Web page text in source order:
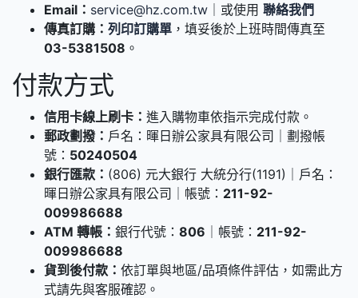
Email： service@hz.com.tw ｜或使用 聯絡我們
傳真訂購： 列印訂購單 ，填妥後於上班時間傳真至
03-5381508 。
付款方式
信用卡線上刷卡： 進入購物車依指示完成付款。
郵政劃撥： 戶名：暉日辦公家具有限公司｜劃撥帳
號： 50240504
銀行匯款： (806) 元大銀行 大統分行(1191)｜戶名：
暉日辦公家具有限公司｜帳號： 211-92-
009986688
ATM 轉帳： 銀行代號： 806 ｜帳號： 211-92-
009986688
貨到後付款： 依訂單與地區/品項條件評估，如需此方
式請先與客服確認。